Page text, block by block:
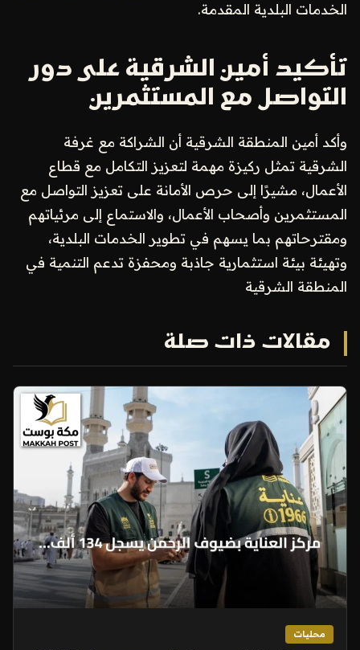
الخدمات البلدية المقدمة.
تأكيد أمين الشرقية على دور
التواصل مع المستثمرين
وأكد أمين المنطقة الشرقية أن الشراكة مع غرفة
الشرقية تمثل ركيزة مهمة لتعزيز التكامل مع قطاع
الأعمال، مشيرًا إلى حرص الأمانة على تعزيز التواصل مع
المستثمرين وأصحاب الأعمال، والاستماع إلى مرئياتهم
ومقترحاتهم بما يسهم في تطوير الخدمات البلدية،
وتهيئة بيئة استثمارية جاذبة ومحفزة تدعم التنمية في
المنطقة الشرقية
مقالات ذات صلة
محليات